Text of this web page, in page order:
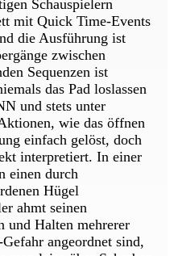
Schauspielern
mit Quick Time-Events
die Ausführung ist
zwischen
Sequenzen ist
das Pad loslassen
und stets unter
wie das öffnen
einfach gelöst, doch
interpretiert. In einer
einen durch
Hügel
ahmt seinen
und Halten mehrerer
angeordnet sind,